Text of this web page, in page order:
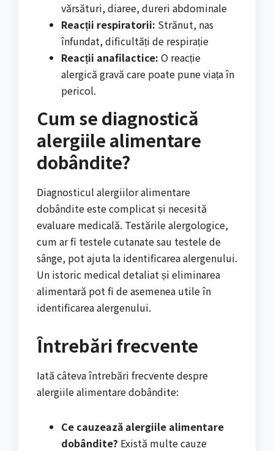
vărsături, diaree, dureri abdominale
Reacții respiratorii: Strănut, nas
înfundat, dificultăți de respirație
Reacții anafilactice: O reacție
alergică gravă care poate pune viața în
pericol.
Cum se diagnostică
alergiile alimentare
dobândite?
Diagnosticul alergiilor alimentare
dobândite este complicat și necesită
evaluare medicală. Testările alergologice,
cum ar fi testele cutanate sau testele de
sânge, pot ajuta la identificarea alergenului.
Un istoric medical detaliat și eliminarea
alimentară pot fi de asemenea utile în
identificarea alergenului.
Întrebări frecvente
Iată câteva întrebări frecvente despre
alergiile alimentare dobândite:
Ce cauzează alergiile alimentare
dobândite? Există multe cauze